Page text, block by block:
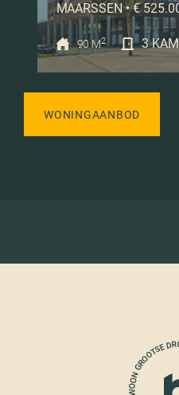
MAARSSEN • €
90 M2 3
WONINGAANBOD